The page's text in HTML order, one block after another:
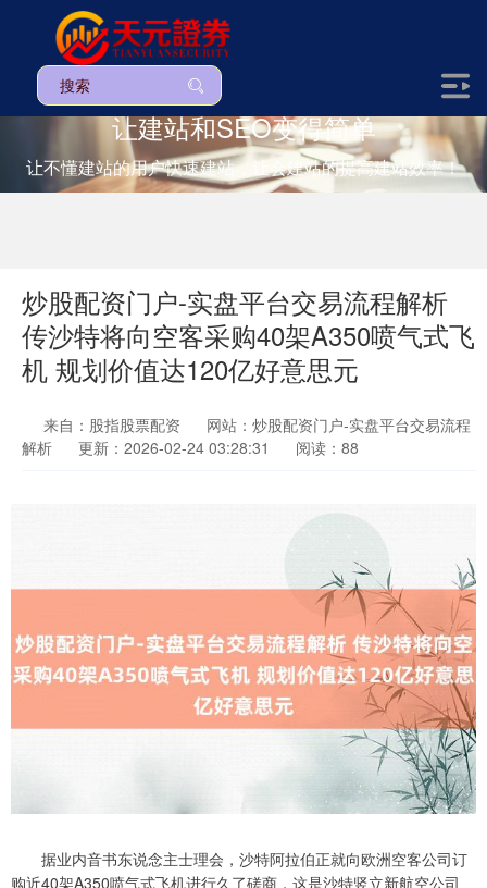
让建站和SEO变得简单
让不懂建站的用户快速建站，让会建站的提高建站效率！
炒股配资门户-实盘平台交易流程解析
传沙特将向空客采购40架A350喷气式飞
机 规划价值达120亿好意思元
来自：股指股票配资
网站：炒股配资门户-实盘平台交易流程
解析
更新：2026-02-24 03:28:31 阅读：88
据业内音书东说念主士理会，沙特阿拉伯正就向欧洲空客公司订
购近40架A350喷气式飞机进行久了磋商，这是沙特竖立新航空公司、